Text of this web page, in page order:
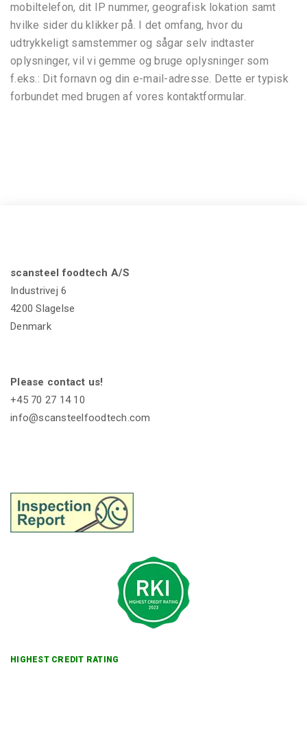
mobiltelefon, dit IP nummer, geografisk lokation samt
hvilke sider du klikker på. I det omfang, hvor du
udtrykkeligt samstemmer og sågar selv indtaster
oplysninger, vil vi gemme og bruge oplysninger som
f.eks.: Dit fornavn og din e-mail-adresse. Dette er typisk
forbundet med brugen af vores kontaktformular.
scansteel foodtech A/S
Industrivej 6
4200 Slagelse
Denmark
Please contact us!
+45 70 27 14 10
info@scansteelfoodtech.com
HIGHEST CREDIT RATING